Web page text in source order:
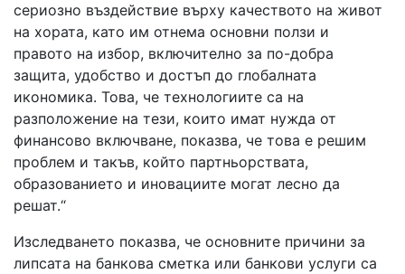
сериозно въздействие върху качеството на живот
на хората, като им отнема основни ползи и
правото на избор, включително за по-добра
защита, удобство и достъп до глобалната
икономика. Това, че технологиите са на
разположение на тези, които имат нужда от
финансово включване, показва, че това е решим
проблем и такъв, който партньорствата,
образованието и иновациите могат лесно да
решат.“
Изследването показва, че основните причини за
липсата на банкова сметка или банкови услуги са